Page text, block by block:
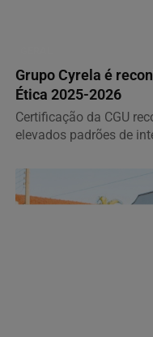
Grupo Cyrela é
Ética 2025-2026
Certificação da CGU
elevados padrões de